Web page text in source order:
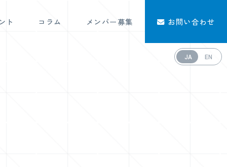
ト コラム メンバー募集 お問い合わせ
JA EN